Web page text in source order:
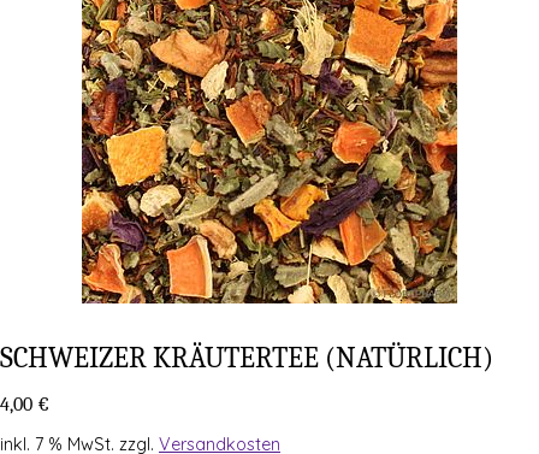
SCHWEI­ZER KRÄU­TER­TEE (NATÜR­LICH)
4,00 €
inkl. 7 % MwSt. zzgl. Versandkosten